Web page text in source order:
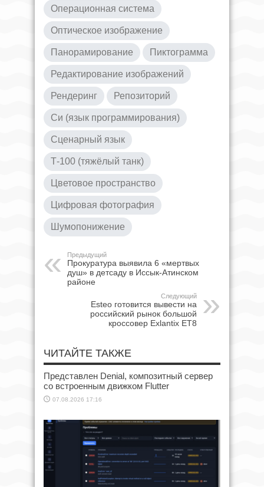
Операционная система
Оптическое изображение
Панорамирование Пиктограмма
Редактирование изображений
Рендеринг Репозиторий
Си (язык программирования)
Сценарный язык
Т-100 (тяжёлый танк)
Цветовое пространство
Цифровая фотография
Шумопонижение
Предыдущий
Прокуратура выявила 6 «мертвых
душ» в детсаду в Иссык-Атинском
районе
Следующий
Esteo готовится вывести на
российский рынок большой
кроссовер Exlantix ET8
ЧИТАЙТЕ ТАКЖЕ
Представлен Denial, композитный сервер
со встроенным движком Flutter
07.08.2026 17:16